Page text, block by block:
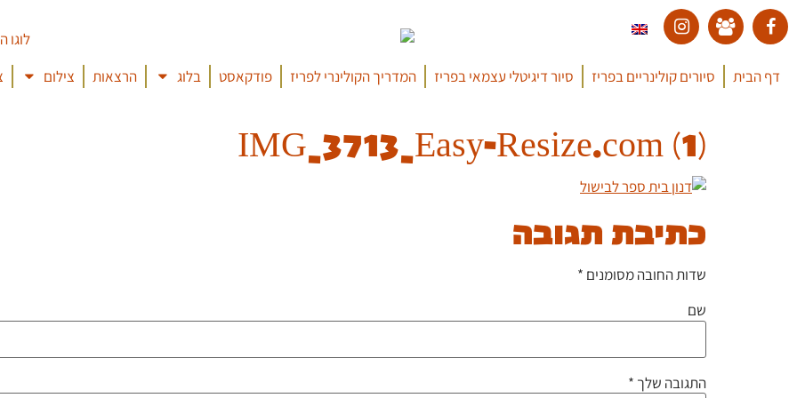
דף הבית סיורים קולינריים בפריז סיור דיגיטלי עצמאי בפריז המדריך הקולינרי לפריז פודקאסט בלוג הרצאות צילום
IMG_3713_Easy-Resize.com (1)
כתיבת תגובה
שדות החובה מסומנים *
שם
התגובה שלך *